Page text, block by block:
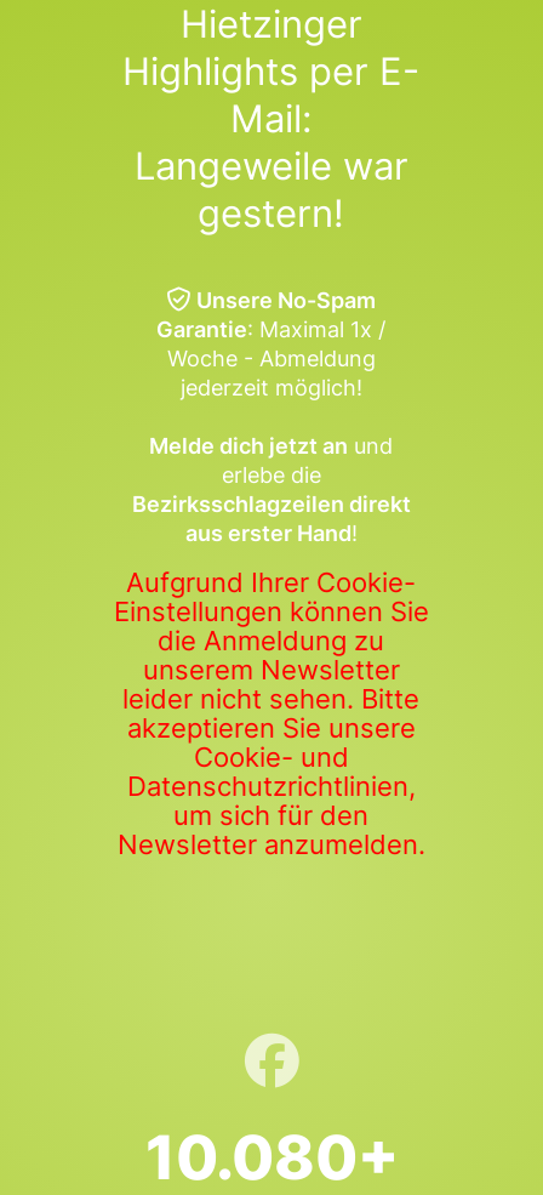
Hietzinger
Highlights per E-
Mail:
Langeweile war
gestern!
Unsere No-Spam
Garantie: Maximal 1x /
Woche - Abmeldung
jederzeit möglich!
Melde dich jetzt an und
erlebe die
Bezirksschlagzeilen direkt
aus erster Hand!
Aufgrund Ihrer Cookie-
Einstellungen können Sie
die Anmeldung zu
unserem Newsletter
leider nicht sehen. Bitte
akzeptieren Sie unsere
Cookie- und
Datenschutzrichtlinien,
um sich für den
Newsletter anzumelden.
10.080+